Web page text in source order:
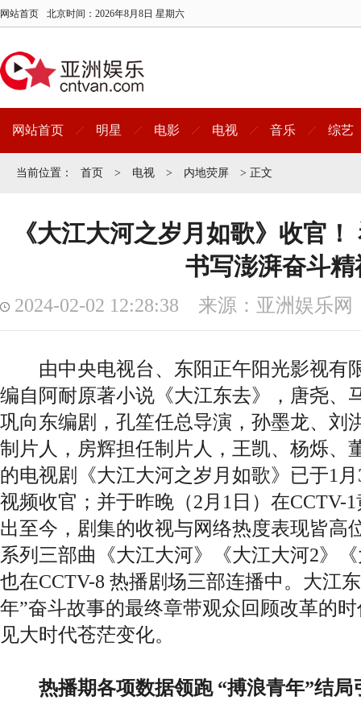
网站首页 北京时间： 2026年8月8日 星期六
网站首页 明星 电影 电视 音乐 综艺
当前位置： 首页 > 电视 > 内地荧屏 > 正文
《大江大河之岁月如歌》收官
书写澎湃奋斗精
2024-02-02 12:28:38 来源：亚洲娱乐网
由中央电视台、东阳正午阳光影视有
编自阿耐原著小说《大江东去》，唐尧、
巩向东编剧，孔笙任总导演，孙墨龙、刘
制片人，房辉担任制片人，王凯、杨烁、
的电视剧《大江大河之岁月如歌》已于1
视频收官；并于昨晚（2月1日）在CCTV-
出至今，剧集的收视与网络热度表现皆高
系列三部曲《大江大河》《大江大河2》
也在CCTV-8 热播剧场三部连播中。大江
年”奋斗故事的最终章带观众回顾改革的
见大时代苍茫变化。
热播期各项数据领跑 “搏浪青年”结局